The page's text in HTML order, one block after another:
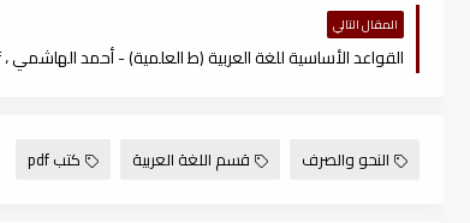
المقال التالي
القواعد الأساسية للغة العربية (ط العلمية) - أحمد الهاشمي ، pdf
النحو والصرف قسم اللغة العربية كتب pdf